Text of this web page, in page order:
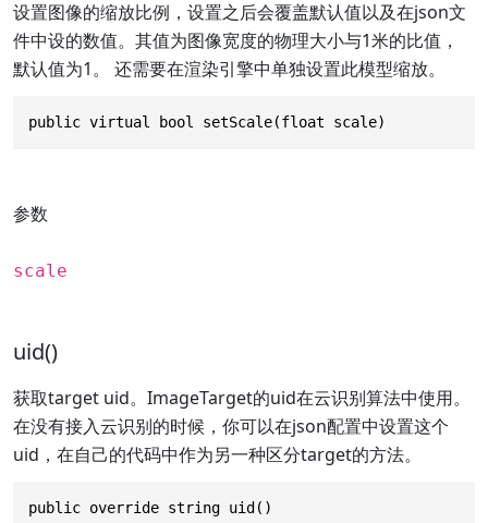
设置图像的缩放比例，设置之后会覆盖默认值以及在json文
件中设的数值。其值为图像宽度的物理大小与1米的比值，
默认值为1。 还需要在渲染引擎中单独设置此模型缩放。
public virtual bool setScale(float scale)
参数
scale
uid()
获取target uid。ImageTarget的uid在云识别算法中使用。
在没有接入云识别的时候，你可以在json配置中设置这个
uid，在自己的代码中作为另一种区分target的方法。
public override string uid()